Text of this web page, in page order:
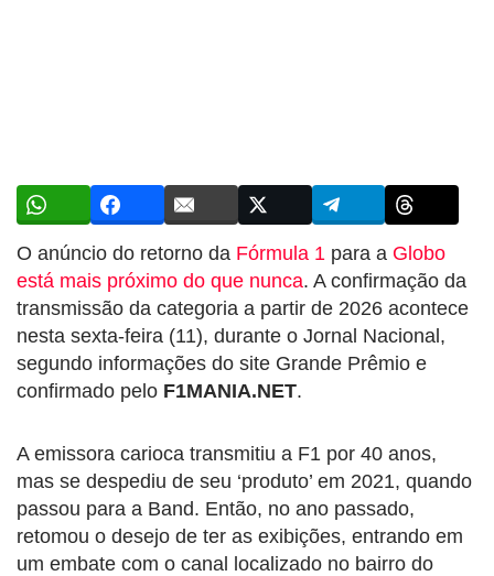
O anúncio do retorno da Fórmula 1 para a Globo
está mais próximo do que nunca. A confirmação da
transmissão da categoria a partir de 2026 acontece
nesta sexta-feira (11), durante o Jornal Nacional,
segundo informações do site Grande Prêmio e
confirmado pelo F1MANIA.NET.
A emissora carioca transmitiu a F1 por 40 anos,
mas se despediu de seu ‘produto’ em 2021, quando
passou para a Band. Então, no ano passado,
retomou o desejo de ter as exibições, entrando em
um embate com o canal localizado no bairro do